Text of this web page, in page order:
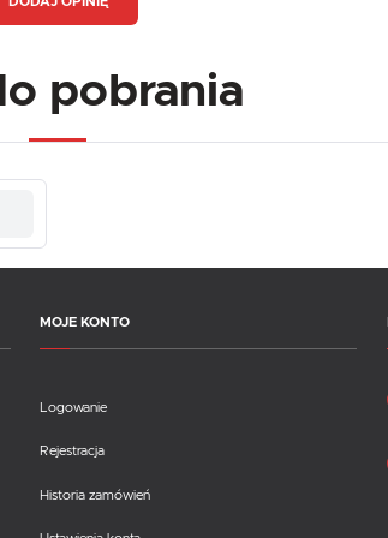
pobrania
MOJE KONTO
Logowanie
Rejestracja
Historia zamówień